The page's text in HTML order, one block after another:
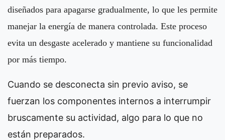
diseñados para apagarse gradualmente, lo que les permite
manejar la energía de manera controlada. Este proceso
evita un desgaste acelerado y mantiene su funcionalidad
por más tiempo.
Cuando se desconecta sin previo aviso, se
fuerzan los componentes internos a interrumpir
bruscamente su actividad, algo para lo que no
están preparados.